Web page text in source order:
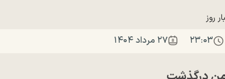
روز
۲۳:۰۳ ۲۷ مرداد ۱۴۰۴